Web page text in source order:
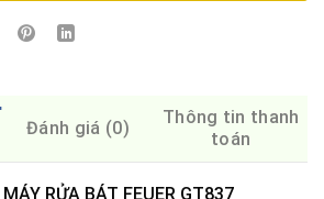
Đánh giá (0)
Thông tin thanh
toán
RỬA BÁT FEUER GT837